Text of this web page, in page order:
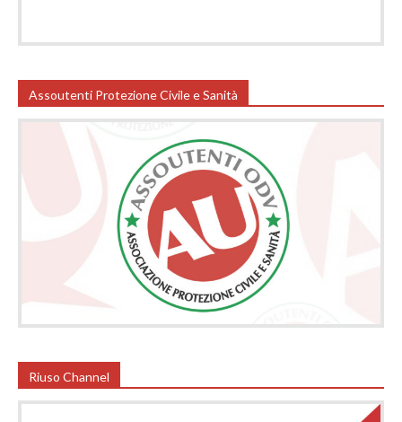
Assoutenti Protezione Civile e Sanità
Riuso Channel